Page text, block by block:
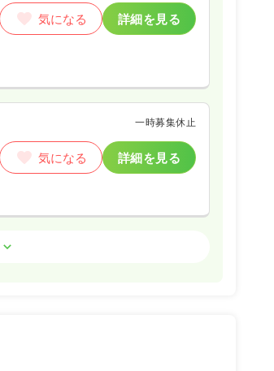
気になる 詳細を見る
一時募集休止
気になる 詳細を見る